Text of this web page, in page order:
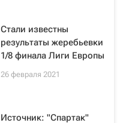
Стали известны
результаты жеребьевки
1/8 финала Лиги Европы
26 февраля 2021
Источник: "Спартак"